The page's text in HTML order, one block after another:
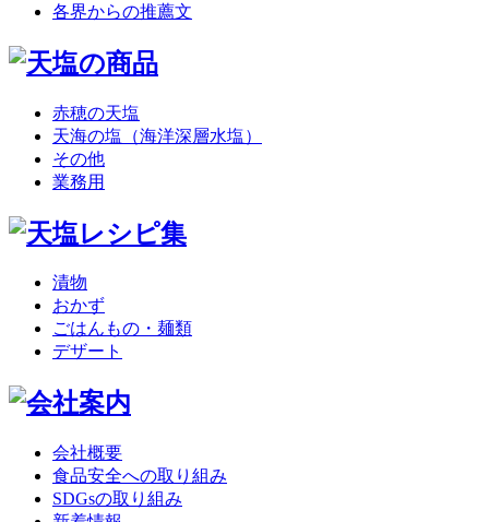
各界からの推薦文
赤穂の天塩
天海の塩（海洋深層水塩）
その他
業務用
漬物
おかず
ごはんもの・麺類
デザート
会社概要
食品安全への取り組み
SDGsの取り組み